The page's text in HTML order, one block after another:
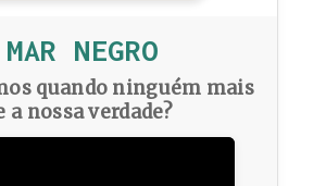
MAR NEGRO
quando ninguém mais
a nossa verdade?